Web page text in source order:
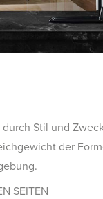
Stil und
der
SEITEN